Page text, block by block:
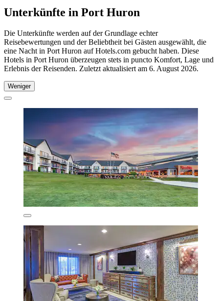
Unterkünfte in Port Huron
Die Unterkünfte werden auf der Grundlage echter
Reisebewertungen und der Beliebtheit bei Gästen ausgewählt, die
eine Nacht in Port Huron auf Hotels.com gebucht haben. Diese
Hotels in Port Huron überzeugen stets in puncto Komfort, Lage und
Erlebnis der Reisenden. Zuletzt aktualisiert am 6. August 2026.
Weniger